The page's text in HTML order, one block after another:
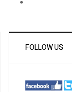
FOLLOW US